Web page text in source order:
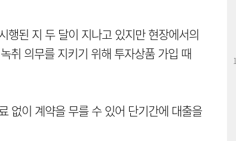
행된 지 두 달이 지나고 있지만 현장에서의
취 의무를 지키기 위해 투자상품 가입 때
없이 계약을 무를 수 있어 단기간에 대출을